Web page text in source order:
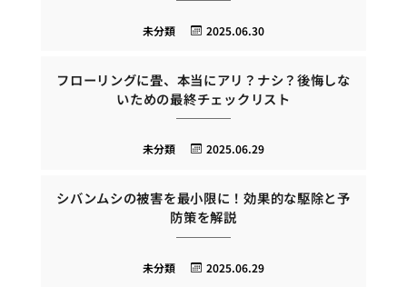
2025.06.30
未分類
フローリングに畳、本当にアリ？ナシ？後悔しな
いための最終チェックリスト
2025.06.29
未分類
シバンムシの被害を最小限に！効果的な駆除と予
防策を解説
2025.06.29
未分類